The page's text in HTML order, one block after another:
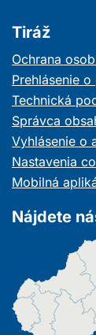
Tiráž
Ochrana
Prehlásenie
Technická
Správca
Vyhlásenie o
Nastavenia
Mobilná
Nájdete